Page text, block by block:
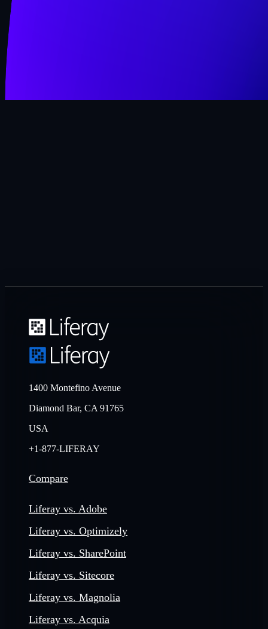
1400 Montefino Avenue
Diamond Bar, CA 91765
USA
+1-877-LIFERAY
Compare
Liferay vs. Adobe
Liferay vs. Optimizely
Liferay vs. SharePoint
Liferay vs. Sitecore
Liferay vs. Magnolia
Liferay vs. Acquia